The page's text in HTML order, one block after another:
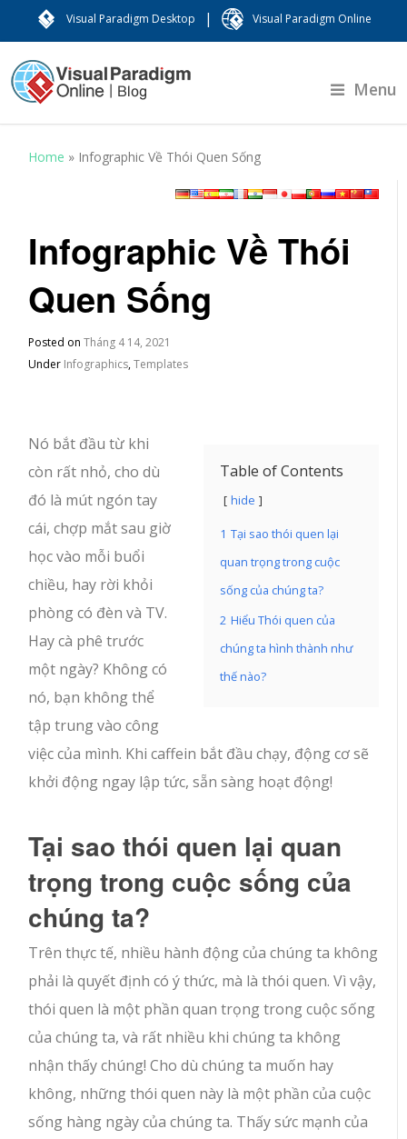
Visual Paradigm Desktop | Visual Paradigm Online
Menu
Home » Infographic Về Thói Quen Sống
Infographic Về Thói
Quen Sống
Posted onTháng 4 14, 2021
Under Infographics,Templates
Table of Contents
hide
1 Tại sao thói quen lại
quan trọng trong cuộc
sống của chúng ta?
2 Hiểu Thói quen của
chúng ta hình thành như
thế nào?
Nó bắt đầu từ khi
còn rất nhỏ, cho dù
đó là mút ngón tay
cái, chợp mắt sau giờ
học vào mỗi buổi
chiều, hay rời khỏi
phòng có đèn và TV.
Hay cà phê trước
một ngày? Không có
nó, bạn không thể
tập trung vào công
việc của mình. Khi caffein bắt đầu chạy, động cơ sẽ
khởi động ngay lập tức, sẵn sàng hoạt động!
Tại sao thói quen lại quan
trọng trong cuộc sống của
chúng ta?
Trên thực tế, nhiều hành động của chúng ta không
phải là quyết định có ý thức, mà là thói quen. Vì vậy,
thói quen là một phần quan trọng trong cuộc sống
của chúng ta, và rất nhiều khi chúng ta không
nhận thấy chúng! Cho dù chúng ta muốn hay
không, những thói quen này là một phần của cuộc
sống hàng ngày của chúng ta. Thấy sức mạnh của